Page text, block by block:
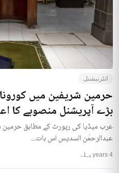
انٹرنیشنل
حرمین شریفین میں
بڑے آپریشنل منصوبے کا
عرب میڈیا کی رپورٹ کے مطابق حرمین
عبدالرحمٰن السدیس اس بات...
4 years پہلے